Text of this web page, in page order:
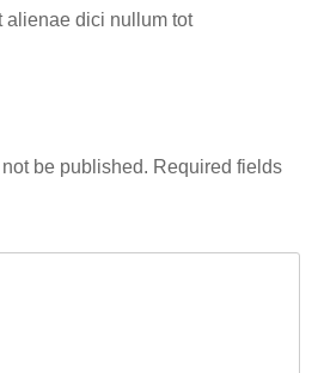
alienae dici nullum tot
be published. Required fields